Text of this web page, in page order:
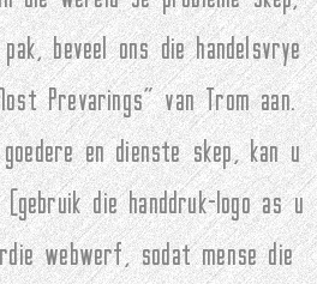
beveel ons die handelsvrye
Prevarings” van Trom aan.
en dienste skep, kan u
die handdruk-logo as u
webwerf, sodat mense die